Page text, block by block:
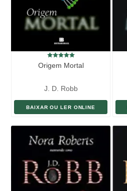
Origem Mortal
J. D. Robb
BAIXAR OU LER ONLINE